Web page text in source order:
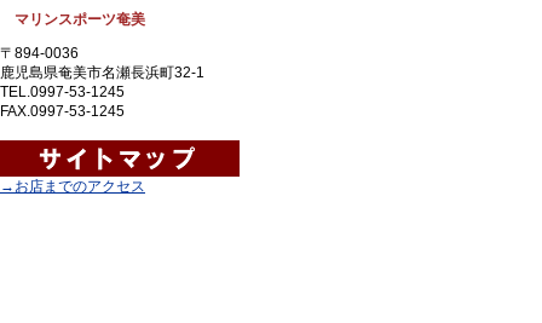
マリンスポーツ奄美
〒894-0036
鹿児島県奄美市名瀬長浜町32-1
TEL.0997-53-1245
FAX.0997-53-1245
→お店までのアクセス